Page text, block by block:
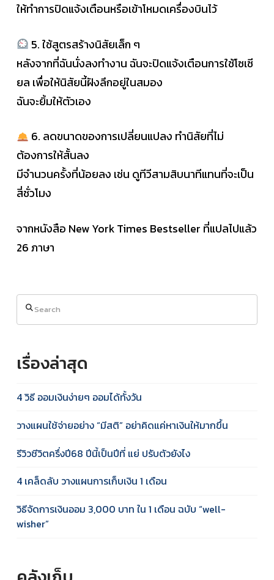
ให้ทำการปิดแจ้งเตือนหรือเข้าโหมดเครื่องบินไว้
5. ใช้สูตรสร้างนิสัยเล็ก ๆ
หลังจากที่ฉันนั่งลงทำงาน ฉันจะปิดแจ้งเตือนการใช้โซเซี
ยล เพื่อให้นิสัยนี้ฝังลึกอยู่ในสมอง
ฉันจะยิ้มให้ตัวเอง
6. ลดขนาดของการเปลี่ยนแปลง ทำนิสัยที่ไม่
ต้องการให้สั้นลง
มีจำนวนครั้งที่น้อยลง เช่น ดูทีวีสามสิบนาทีแทนที่จะเป็น
สี่ชั่วโมง
จากหนังสือ New York Times Bestseller ที่แปลไปแล้ว
26 ภาษา
Search
เรื่องล่าสุด
4 วิธี ออมเงินง่ายๆ ออมได้ทั้งวัน
วางแผนใช้จ่ายอย่าง “มีสติ” อย่าคิดแค่หาเงินให้มากขึ้น
รีวิวชีวิตครึ่งปี68 ปีนี้เป็นปีที่ แย่ ปรับตัวยังไง
4 เคล็ดลับ วางแผนการเก็บเงิน 1 เดือน
วิธีจัดการเงินออม 3,000 บาท ใน 1 เดือน ฉบับ “well-
wisher”